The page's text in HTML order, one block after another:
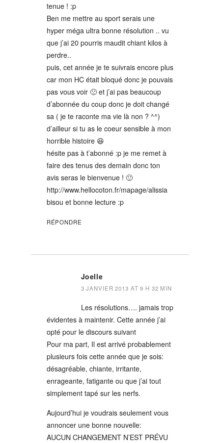
tenue ! :p
Ben me mettre au sport serais une
hyper méga ultra bonne résolution .. vu
que j’ai 20 pourris maudit chiant kilos à
perdre..
puis, cet année je te suivrais encore plus
car mon HC était bloqué donc je pouvais
pas vous voir 🙁 et j’ai pas beaucoup
d’abonnée du coup donc je doit changé
sa ( je te raconte ma vie là non ? ^^)
d’ailleur si tu as le coeur sensible à mon
horrible histoire 😆
hésite pas à t’abonné :p je me remet à
faire des tenus des demain donc ton
avis seras le bienvenue ! 🙂
http://www.hellocoton.fr/mapage/alissia
bisou et bonne lecture :p
RÉPONDRE
Joelle
3 JANVIER 2013 AT 9 H 32 MIN
Les résolutions…. jamais trop
évidentes à maintenir. Cette année j’ai
opté pour le discours suivant
Pour ma part, Il est arrivé probablement
plusieurs fois cette année que je sois:
désagréable, chiante, irritante,
enrageante, fatigante ou que j’ai tout
simplement tapé sur les nerfs.
Aujourd’hui je voudrais seulement vous
annoncer une bonne nouvelle:
AUCUN CHANGEMENT N’EST PRÉVU